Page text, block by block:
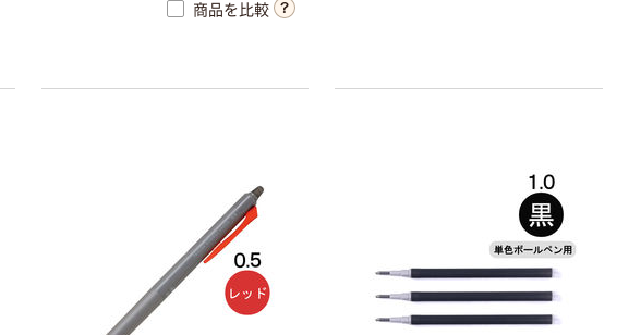
商品を比較